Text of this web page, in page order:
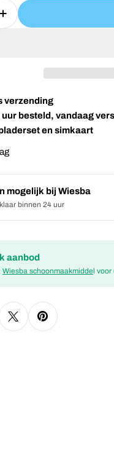
Traqio TRQ04
Aantal Voor Traqio
verzending
uur besteld, vandaag
en simkaart
mogelijk bij Wiesba
binnen 24 uur
aanbod
Wiesba schoonmaakmiddel voor